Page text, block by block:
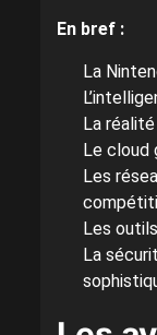
En bref :
La
La
Le cloud
Les
Les
La